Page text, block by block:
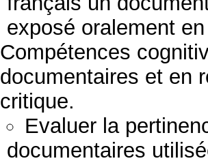
exposé oralement
Compétences
documentaires et en
critique.
Evaluer la
documentaires